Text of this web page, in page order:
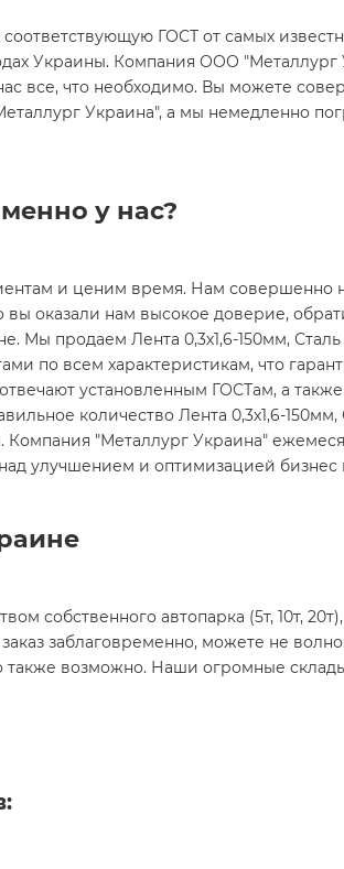
ГОСТ от самых
Украины. Компания ООО
все, что необходимо. Вы можете
Украина", а мы немедленно
у нас?
и ценим время. Нам совершенно
вы оказали нам высокое доверие,
продаем Лента 0,3х1,6-150мм, Сталь
по всем характеристикам, что
установленным ГОСТам, а
количество Лента 0,3х1,6-
"Металлург Украина"
улучшением и оптимизацией бизнес
собственного автопарка (5т, 10т,
заблаговременно, можете не
также возможно. Наши огромные